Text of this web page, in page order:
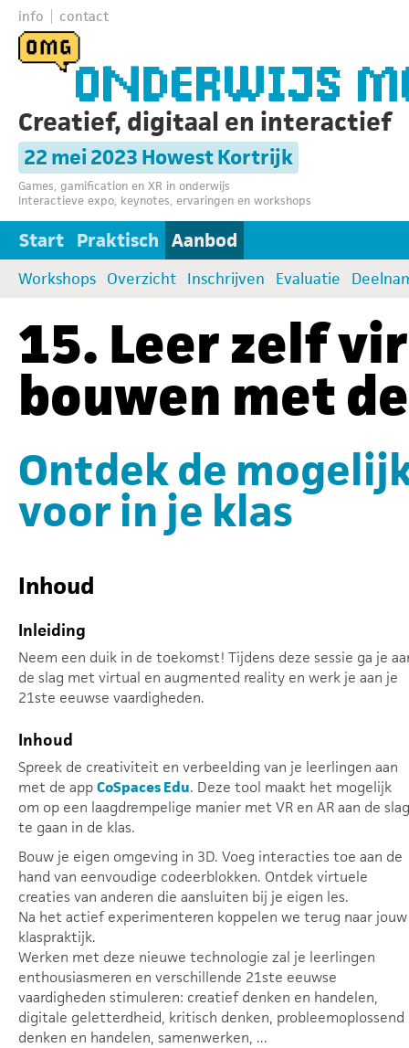
info contact
Creatief, digitaal en interactief
22 mei 2023 Howest Kortrijk
Games, gamification en XR in onderwijs
Interactieve expo, keynotes, ervaringen en workshops
Start Praktisch Aanbod
Workshops Overzicht Inschrijven Evaluatie
15. Leer zelf
bouwen met de
Ontdek de
voor in je klas
Inhoud
Inleiding
Neem een duik in de toekomst! Tijdens deze sessie ga je
de slag met virtual en augmented reality en werk je aan je
21ste eeuwse vaardigheden.
Inhoud
Spreek de creativiteit en verbeelding van je leerlingen aan
met de appCoSpaces Edu. Deze tool maakt het mogelijk
om op een laagdrempelige manier met VR en AR aan de slag
te gaan in de klas.
Bouw je eigen omgeving in 3D. Voeg interacties toe aan de
hand van eenvoudige codeerblokken. Ontdek virtuele
creaties van anderen die aansluiten bij je eigen les.
Na het actief experimenteren koppelen we terug naar jouw
klaspraktijk.
Werken met deze nieuwe technologie zal je leerlingen
enthousiasmeren en verschillende 21ste eeuwse
vaardigheden stimuleren: creatief denken en handelen,
digitale geletterdheid, kritisch denken, probleemoplossend
denken en handelen, samenwerken, ...